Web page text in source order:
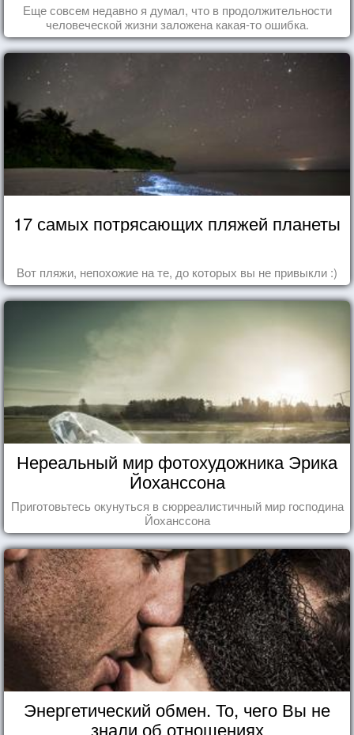
Еще совсем недавно я думал, что в продолжительности
человеческой жизни заложена какая-то ошибка.
17 самых потрясающих пляжей планеты
Вот пляжи, непохожие на те, до которых вы не привыкли :)
Нереальный мир фотохудожника Эрика
Йоханссона
Приготовьтесь окунуться в сюрреалистичный мир господина
Йоханссона
Энергетический обмен. То, чего Вы не
знали об отношениях